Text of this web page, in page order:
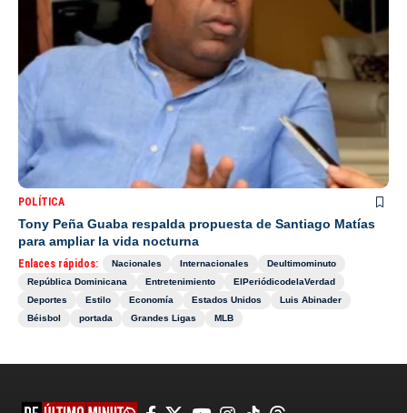
POLÍTICA
Tony Peña Guaba respalda propuesta de Santiago Matías
para ampliar la vida nocturna
Enlaces rápidos: Nacionales Internacionales
Deultimominuto
República Dominicana
Entretenimiento
ElPeriódicodelaVerdad
Deportes
Estilo Economía Estados Unidos
Luis Abinader
Béisbol
portada Grandes Ligas MLB